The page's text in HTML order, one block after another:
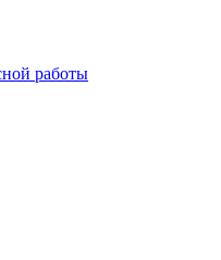
работы